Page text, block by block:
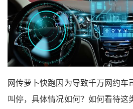
网传萝卜快跑因为导致千万网约车
叫停，具体情况如何？如何看待这